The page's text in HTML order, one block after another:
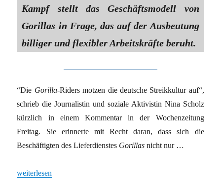
Kampf stellt das Geschäftsmodell von
Gorillas in Frage, das auf der Ausbeutung
billiger und flexibler Arbeitskräfte beruht.
“Die Gorilla-Riders motzen die deutsche Streikkultur auf“,
schrieb die Journalistin und soziale Aktivistin Nina Scholz
kürzlich in einem Kommentar in der Wochenzeitung
Freitag. Sie erinnerte mit Recht daran, dass sich die
Beschäftigten des Lieferdienstes Gorillas nicht nur …
„STREIK ALS ARBEITSKAMPF“
weiterlesen